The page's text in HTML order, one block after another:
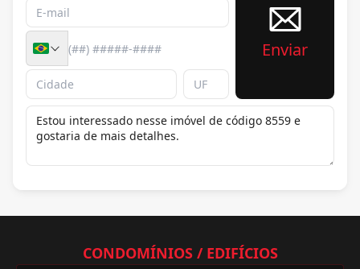
Enviar
CONDOMÍNIOS / EDIFÍCIOS